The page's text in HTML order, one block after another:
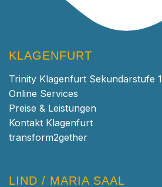
KLAGENFURT
Trinity Klagenfurt Sekundarstufe 1
Online Services
Preise & Leistungen
Kontakt Klagenfurt
transform2gether
LIND / MARIA SAAL